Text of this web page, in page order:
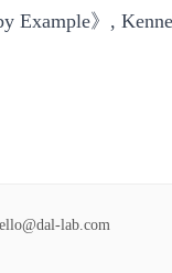
Example》,
lab.com